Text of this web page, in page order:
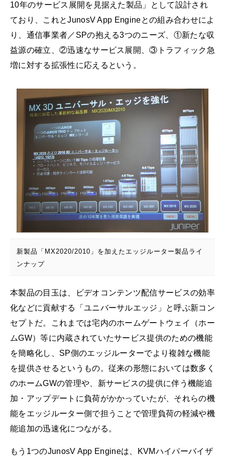
10年のサービス展開を見据えた製品」として設計され
ており、これとJunosV App Engineとの組み合わせによ
り、通信事業者／SPの抱える3つのニーズ、①新たな収
益源の確立、②迅速なサービス展開、③トラフィック急
増に対する拡張性に応えるという。
新製品「MX2020/2010」を加えたエッジルーター製品ライ
ンナップ
本製品の目玉は、ビデオコンテンツ配信サービスの効率
化などに貢献する「ユニバーサルエッジ」と呼ぶ新コン
セプトだ。これまでは宅内のホームゲートウェイ（ホー
ムGW）等に内蔵されていたサービス提供のための機能
を簡略化し、SP側のエッジルーターでより複雑な機能
を提供させるというもの。従来の形態においては数多く
のホームGWの管理や、新サービスの提供に伴う機能追
加・アップデートに負荷がかかっていたが、それらの機
能をエッジルーター側で担うことで管理負荷の軽減や機
能追加の迅速化につながる。
もう1つのJunosV App Engineは、KVMハイパーバイザ